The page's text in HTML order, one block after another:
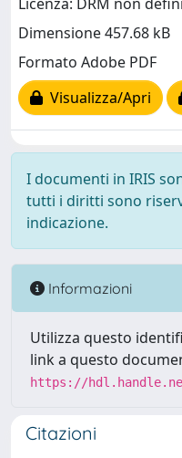
Dimensione 457.68 kB
Formato Adobe PDF
Visualizza/Apri
I documenti in IRIS
tutti i diritti sono
indicazione.
Informazioni
Utilizza questo
link a questo
https://
Citazioni